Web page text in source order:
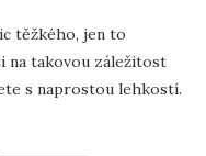
těžkého, jen to
na takovou záležitost
s naprostou lehkostí.